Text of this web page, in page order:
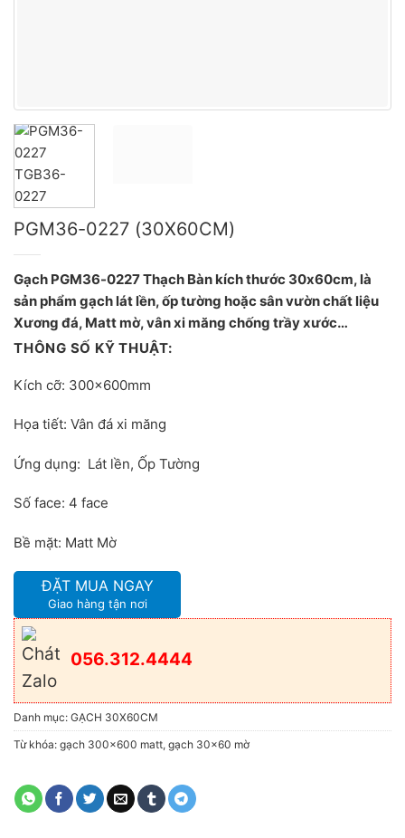
PGM36-0227 (30X60CM)
Gạch PGM36-0227 Thạch Bàn kích thước 30x60cm, là
sản phẩm gạch lát lền, ốp tường hoặc sân vườn chất liệu
Xương đá, Matt mờ, vân xi măng chống trầy xước…
THÔNG SỐ KỸ THUẬT:
Kích cỡ: 300x600mm
Họa tiết: Vân đá xi măng
Ứng dụng: Lát lền, Ốp Tường
Số face: 4 face
Bề mặt: Matt Mờ
ĐẶT MUA NGAY
Giao hàng tận nơi
056.312.4444
Danh mục: GẠCH 30X60CM
Từ khóa: gạch 300x600 matt, gạch 30x60 mờ